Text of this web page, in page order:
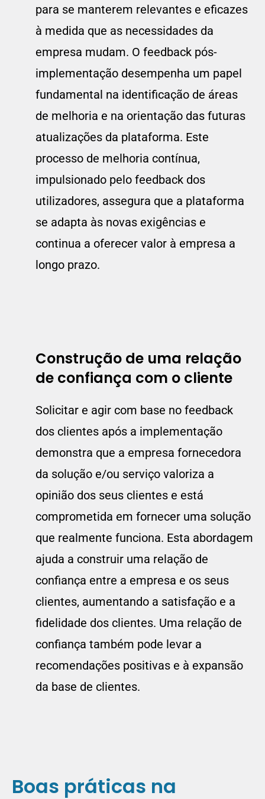
para se manterem relevantes e eficazes
à medida que as necessidades da
empresa mudam. O feedback pós-
implementação desempenha um papel
fundamental na identificação de áreas
de melhoria e na orientação das futuras
atualizações da plataforma. Este
processo de melhoria contínua,
impulsionado pelo feedback dos
utilizadores, assegura que a plataforma
se adapta às novas exigências e
continua a oferecer valor à empresa a
longo prazo.
Construção de uma relação
de confiança com o cliente
Solicitar e agir com base no feedback
dos clientes após a implementação
demonstra que a empresa fornecedora
da solução e/ou serviço valoriza a
opinião dos seus clientes e está
comprometida em fornecer uma solução
que realmente funciona. Esta abordagem
ajuda a construir uma relação de
confiança entre a empresa e os seus
clientes, aumentando a satisfação e a
fidelidade dos clientes. Uma relação de
confiança também pode levar a
recomendações positivas e à expansão
da base de clientes.
Boas práticas na